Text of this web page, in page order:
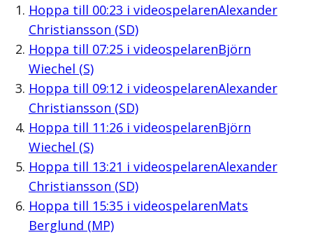
Hoppa till 00:23 i videospelarenAlexander
Christiansson (SD)
Hoppa till 07:25i videospelarenBjörn
Wiechel (S)
Hoppa till 09:12 i videospelarenAlexander
Christiansson (SD)
Hoppa till 11:26i videospelarenBjörn
Wiechel (S)
Hoppa till 13:21 i videospelarenAlexander
Christiansson (SD)
Hoppa till 15:35i videospelarenMats
Berglund (MP)